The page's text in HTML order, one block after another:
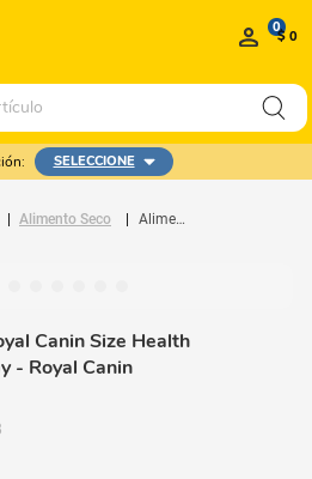
0$ 0
SELECCIONE
Alimento Seco Alimento Para Perro Royal Canin Size Health Nutrition Medium Puppy
Canin Size Health
- Royal Canin